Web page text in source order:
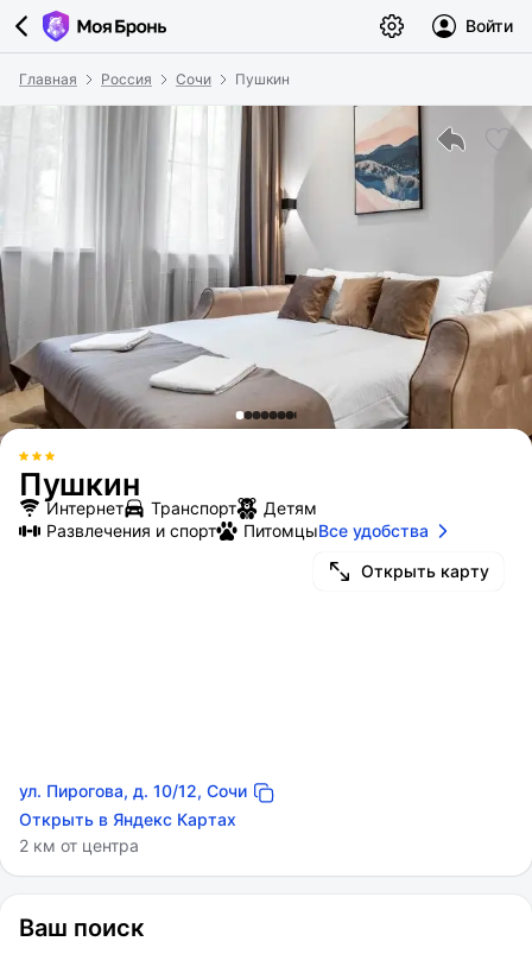
Войти
Главная Россия Сочи Пушкин
Пушкин
Открыть карту
ул. Пирогова, д. 10/12, Сочи
Открыть в Яндекс Картах
2 км от центра
Интернет Транспорт
Детям
Развлечения и спорт
ПитомцыВсе удобства
Ваш поиск